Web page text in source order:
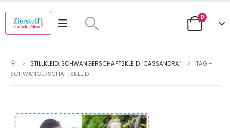
0
STILLKLEID, SCHWANGERSCHAFTSKLEID “CASSANDRA”
TAG -
SCHWANGERSCHAFTSKLEID